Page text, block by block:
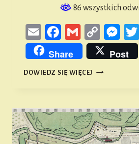
86 wszystkich
EmailFacebook
GmailCopy
Link
Share Post
DOWIEDZ SIĘ WIĘCEJ 32.